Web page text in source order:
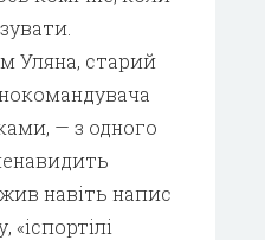
Уляна, старий
— з одного
навіть напис